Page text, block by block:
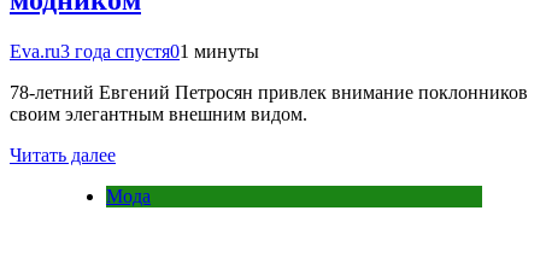
Eva.ru3 года спустя01 минуты
78-летний Евгений Петросян привлек внимание поклонников
своим элегантным внешним видом.
Читать далее
Мода